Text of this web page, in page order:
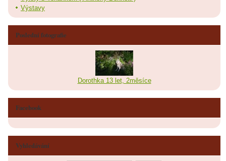
Výstavy
Poslední fotografie
Dorothka 13 let, 2měsíce
Facebook
Vyhledávání